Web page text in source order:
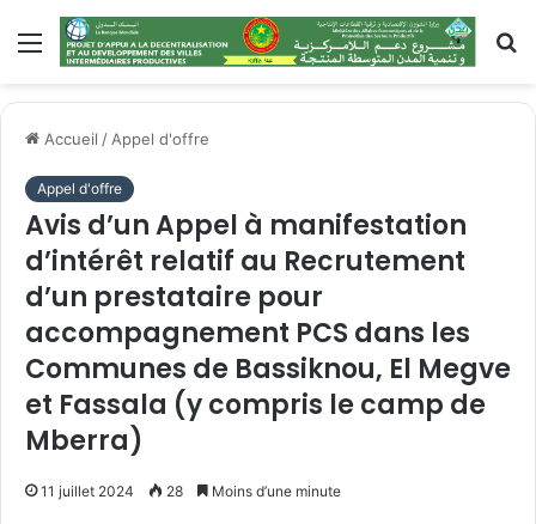
Accueil / Appel d'offre
Appel d'offre
Avis d’un Appel à manifestation
d’intérêt relatif au Recrutement
d’un prestataire pour
accompagnement PCS dans les
Communes de Bassiknou, El Megve
et Fassala (y compris le camp de
Mberra)
11 juillet 2024 28 Moins d’une minute